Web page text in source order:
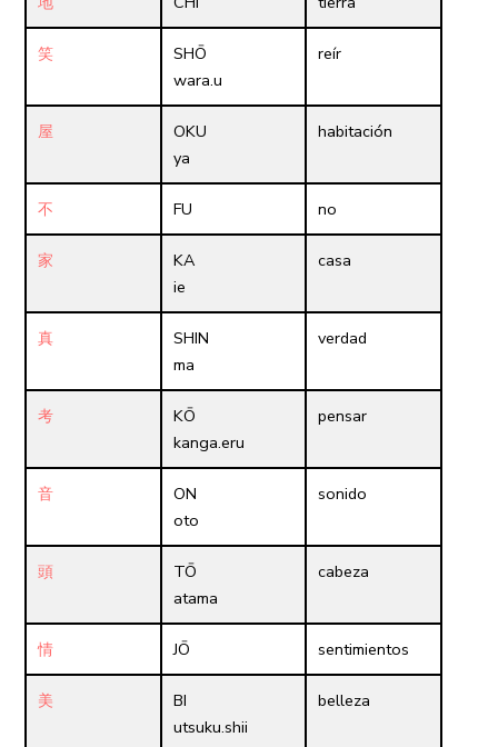
笑
SHŌ
wara.u
reír
屋
OKU
ya
habitación
不 FU no
家
KA
ie
casa
真
SHIN
ma
verdad
考
KŌ
kanga.eru
pensar
音
ON
oto
sonido
頭
TŌ
atama
cabeza
情 JŌ sentimientos
美
BI
utsuku.shii
belleza